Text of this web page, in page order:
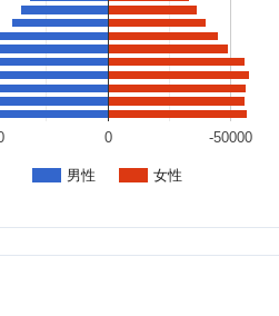
男性 女性
0 -50000